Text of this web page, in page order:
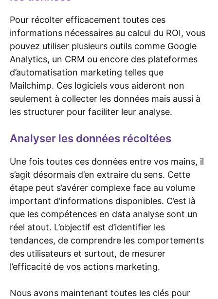
Pour récolter efficacement toutes ces
informations nécessaires au calcul du ROI, vous
pouvez utiliser plusieurs outils comme Google
Analytics, un CRM ou encore des plateformes
d’automatisation marketing telles que
Mailchimp. Ces logiciels vous aideront non
seulement à collecter les données mais aussi à
les structurer pour faciliter leur analyse.
Analyser les données récoltées
Une fois toutes ces données entre vos mains, il
s’agit désormais d’en extraire du sens. Cette
étape peut s’avérer complexe face au volume
important d’informations disponibles. C’est là
que les compétences en data analyse sont un
réel atout. L’objectif est d’identifier les
tendances, de comprendre les comportements
des utilisateurs et surtout, de mesurer
l’efficacité de vos actions marketing.
Nous avons maintenant toutes les clés pour